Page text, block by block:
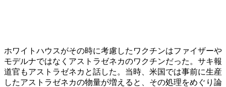
ホワイトハウスがその時に考慮したワクチンはファイザーや
モデルナではなくアストラゼネカのワクチンだった。サキ報
道官もアストラゼネカと話した。当時、米国では事前に生産
したアストラゼネカの物量が増えると、その処理をめぐり論